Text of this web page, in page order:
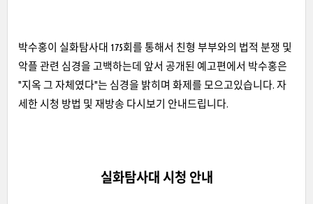
박수홍이 실화탐사대 175회를 통해서 친형 부부와의 법적 분쟁 및
악플 관련 심경을 고백하는데 앞서 공개된 예고편에서 박수홍은
"지옥 그 자체였다"는 심경을 밝히며 화제를 모으고있습니다. 자
세한 시청 방법 및 재방송 다시보기 안내드립니다.
실화탐사대 시청 안내